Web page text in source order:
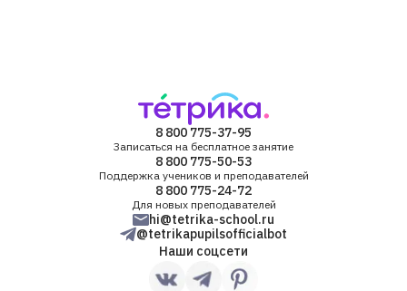
8 800 775-37-95
Записаться на бесплатное занятие
8 800 775-50-53
Поддержка учеников и преподавателей
8 800 775-24-72
Для новых преподавателей
hi@tetrika-school.ru
@tetrikapupilsofficialbot
Наши соцсети